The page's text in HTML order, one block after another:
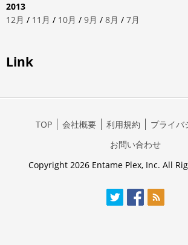
2013
12月 / 11月 / 10月 / 9月 / 8月 / 7月
Link
TOP 会社概要 利用規約
プライバ
お問い合わせ
Copyright 2026 Entame Plex, Inc. All